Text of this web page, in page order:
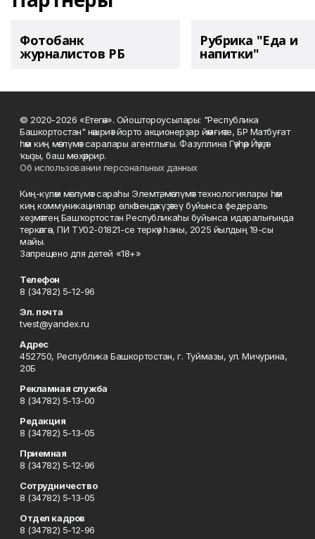
Фотобанк
журналистов РБ
Рубрика "Еда и
напитки"
© 2020-2026 «Етегән». Ойоштороусылары: "Республика
Башкортостан" нәшриәт йорто акционерҙар йәмғиәте, БР Матбуғат
һәм киң мәғлүмәт саралары агентлығы. Фазуллина Гәүһәр Йәүҙәт
ҡыҙы, баш мөхәррир.
Об использовании персональных данных
Киң-күләм мәғлүмәт сараһы Элемтә, мәғлүмәт технологиялары һәм
киң коммуникациялар өлкәһендә күҙәтеү буйынса федераль
хеҙмәттең Башҡортостан Республикаһы буйынса идаралығында
теркәлгән, ПИ ТУ02-01821-се теркәү һаны, 2025 йылдың 19-сы
майы.
Запрещено для детей «18+»
Телефон
8 (34782) 5-12-96
Эл. почта
tvest@yandex.ru
Адрес
452750, Республика Башкортостан, г. Туймазы, ул. Мичурина,
20Б
Рекламная служба
8 (34782) 5-13-00
Редакция
8 (34782) 5-13-05
Приемная
8 (34782) 5-12-96
Сотрудничество
8 (34782) 5-13-05
Отдел кадров
8 (34782) 5-12-96